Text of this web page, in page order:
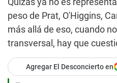
peso de Prat, O'Higgins,
más allá de eso, cuando
transversal, hay que
Agregar El Desconcierto en